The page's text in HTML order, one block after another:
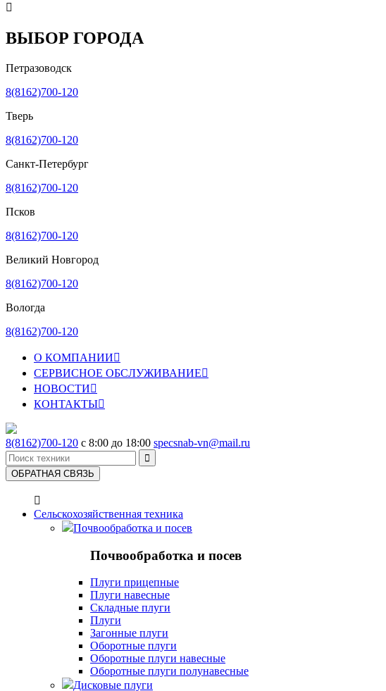

ВЫБОР ГОРОДА
Петразоводск
8(8162)700-120
Тверь
8(8162)700-120
Санкт-Петербург
8(8162)700-120
Псков
8(8162)700-120
Великий Новгород
8(8162)700-120
Вологда
8(8162)700-120
О КОМПАНИИ
СЕРВИСНОЕ ОБСЛУЖИВАНИЕ
НОВОСТИ
КОНТАКТЫ
8(8162)700-120 с 8:00 до 18:00 specsnab-vn@mail.ru

ОБРАТНАЯ СВЯЗЬ

Сельскохозяйственная техника
Почвообработка и посев
Почвообработка и посев
Плуги прицепные
Плуги навесные
Складные плуги
Плуги
Загонные плуги
Оборотные плуги
Оборотные плуги навесные
Оборотные плуги полунавесные
Дисковые плуги